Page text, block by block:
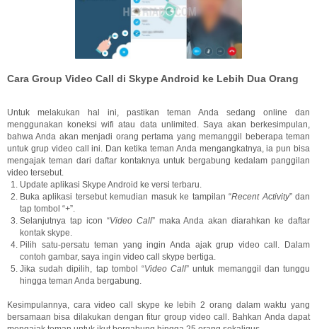
Cara Group Video Call di Skype Android ke Lebih Dua Orang
Untuk melakukan hal ini, pastikan teman Anda sedang online dan
menggunakan koneksi wifi atau data unlimited. Saya akan berkesimpulan,
bahwa Anda akan menjadi orang pertama yang memanggil beberapa teman
untuk grup video call ini. Dan ketika teman Anda mengangkatnya, ia pun bisa
mengajak teman dari daftar kontaknya untuk bergabung kedalam panggilan
video tersebut.
Update aplikasi Skype Android ke versi terbaru.
Buka aplikasi tersebut kemudian masuk ke tampilan “Recent Activity” dan
tap tombol “+”.
Selanjutnya tap icon “Video Call” maka Anda akan diarahkan ke daftar
kontak skype.
Pilih satu-persatu teman yang ingin Anda ajak grup video call. Dalam
contoh gambar, saya ingin video call skype bertiga.
Jika sudah dipilih, tap tombol “Video Call” untuk memanggil dan tunggu
hingga teman Anda bergabung.
Kesimpulannya, cara video call skype ke lebih 2 orang dalam waktu yang
bersamaan bisa dilakukan dengan fitur group video call. Bahkan Anda dapat